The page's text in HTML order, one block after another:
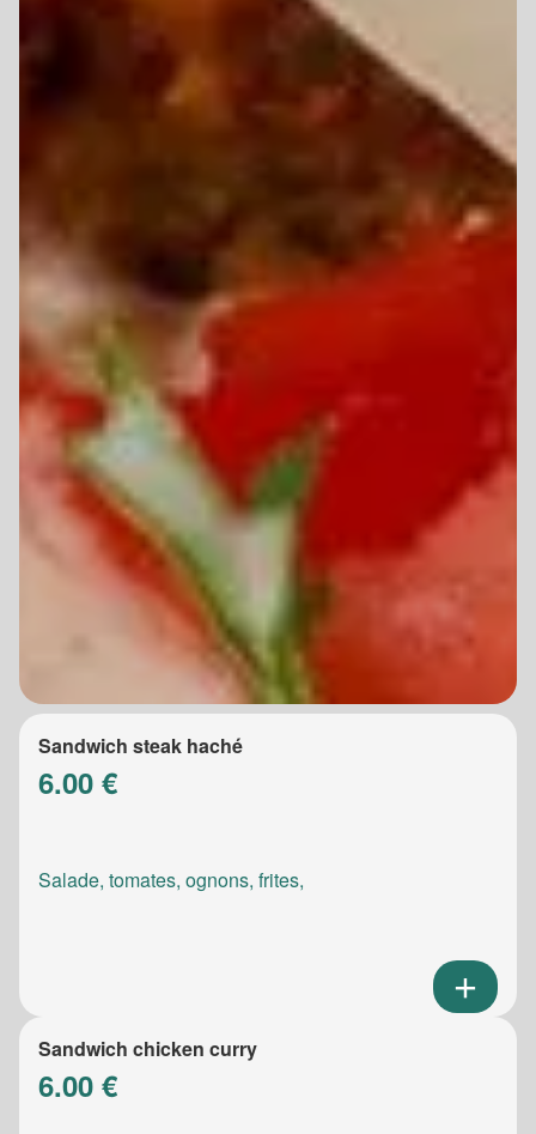
Sandwich steak haché
6.00 €
Salade, tomates, ognons, frites,
Sandwich chicken curry
6.00 €